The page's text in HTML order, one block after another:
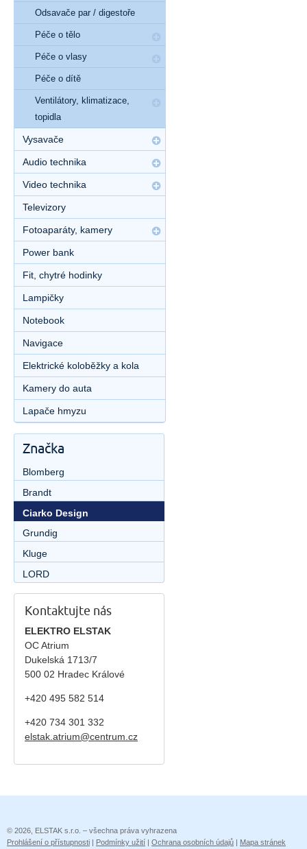
Odsavače par / digestoře
Péče o tělo
Péče o vlasy
Péče o dítě
Ventilátory, klimatizace,
topidla
Vysavače
Audio technika
Video technika
Televizory
Fotoaparáty, kamery
Power bank
Fit, chytré hodinky
Lampičky
Notebook
Navigace
Elektrické koloběžky a kola
Kamery do auta
Lapače hmyzu
Značka
Blomberg
Brandt
Ciarko Design
Grundig
Kluge
LORD
Kontaktujte nás
ELEKTRO ELSTAK
OC Atrium
Dukelská 1713/7
500 02 Hradec Králové
+420 495 582 514
+420 734 301 332
elstak.atrium@centrum.cz
© 2026, ELSTAK s.r.o. – všechna práva vyhrazena
Prohlášení o přístupnosti | Podmínky užití | Ochrana osobních údajů | Mapa stránek